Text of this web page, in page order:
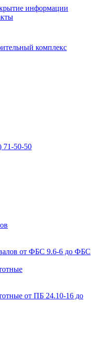
информации
комплекс
71-50-50
от ФБС 9.6-6 до ФБС
от ПБ 24.10-16 до